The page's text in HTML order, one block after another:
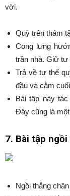
vời.
Quỳ trên thảm
Cong lưng
trần nhà. Giữ tư
Trả về tư thế
đầu và cằm
Bài tập này
Đây cũng là
7. Bài tập
Ngồi thẳng